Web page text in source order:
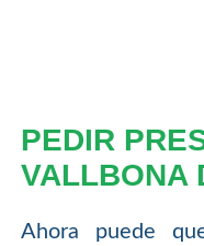
PEDIR
VALLBONA
Ahora puede